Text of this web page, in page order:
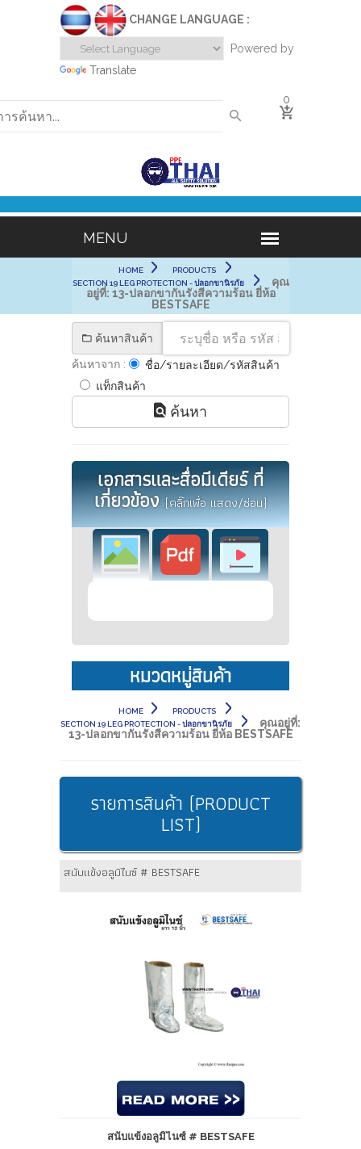
CHANGE LANGUAGE :
Powered by
Translate
0
HOME
PRODUCTS
SECTION 19 LEG PROTECTION - ปลอกขานิรภัย
คุณ
อยู่ที่: 13-ปลอกขากันรังสีความร้อน ยี่ห้อ
BESTSAFE
ค้นหาสินค้า
ค้นหาจาก :
ชื่อ/รายละเอียด/รหัสสินค้า
แท็กสินค้า
ค้นหา
เอกสารและสื่อมีเดียร์ ที่
เกี่ยวข้อง(คลิ๊กเพื่อ แสดง/ซ่อน)
หมวดหมู่สินค้า
HOME
PRODUCTS
SECTION 19 LEG PROTECTION - ปลอกขานิรภัย
คุณอยู่ที่:
13-ปลอกขากันรังสีความร้อน ยี่ห้อ BESTSAFE
รายการสินค้า (PRODUCT
LIST)
สนับแข้งอลูมิไนซ์ # BESTSAFE
สนับแข้งอลูมิไนซ์ # BESTSAFE